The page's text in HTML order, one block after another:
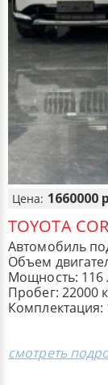
Цена: 1660000
TOYOTA
Автомобиль
Объем
Мощность: 116
Пробег: 22000
Комплектация:
смотреть